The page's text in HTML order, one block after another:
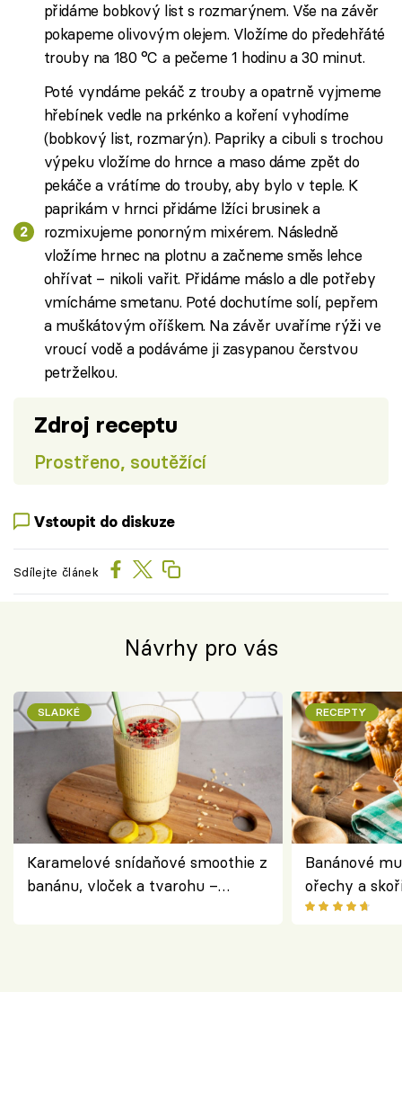
přidáme bobkový list s rozmarýnem. Vše na závěr
pokapeme olivovým olejem. Vložíme do předehřáté
trouby na 180 °C a pečeme 1 hodinu a 30 minut.
Poté vyndáme pekáč z trouby a opatrně vyjmeme
hřebínek vedle na prkénko a koření vyhodíme
(bobkový list, rozmarýn). Papriky a cibuli s trochou
výpeku vložíme do hrnce a maso dáme zpět do
pekáče a vrátíme do trouby, aby bylo v teple. K
paprikám v hrnci přidáme lžíci brusinek a
rozmixujeme ponorným mixérem. Následně
vložíme hrnec na plotnu a začneme směs lehce
ohřívat – nikoli vařit. Přidáme máslo a dle potřeby
vmícháme smetanu. Poté dochutíme solí, pepřem
a muškátovým oříškem. Na závěr uvaříme rýži ve
vroucí vodě a podáváme ji zasypanou čerstvou
petrželkou.
Zdroj receptu
Prostřeno, soutěžící
Vstoupit do diskuze
Sdílejte článek
Návrhy pro vás
SLADKÉ
Karamelové snídaňové smoothie z
banánu, vloček a tvarohu –
RECEPTY
Banánové
ořechy a